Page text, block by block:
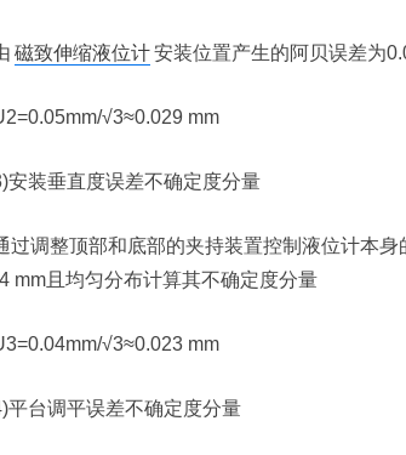
磁致伸缩液位计安装位置产生的阿贝误差为
√3≈0.029 mm
垂直度误差不确定度分量
整顶部和底部的夹持装置控制液位计本身
mm且均匀分布计算其不确定度分量
√3≈0.023 mm
调平误差不确定度分量